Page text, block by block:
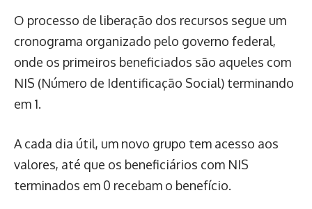
O processo de liberação dos recursos segue um
cronograma organizado pelo governo federal,
onde os primeiros beneficiados são aqueles com
NIS (Número de Identificação Social) terminando
em 1.
A cada dia útil, um novo grupo tem acesso aos
valores, até que os beneficiários com NIS
terminados em 0 recebam o benefício.